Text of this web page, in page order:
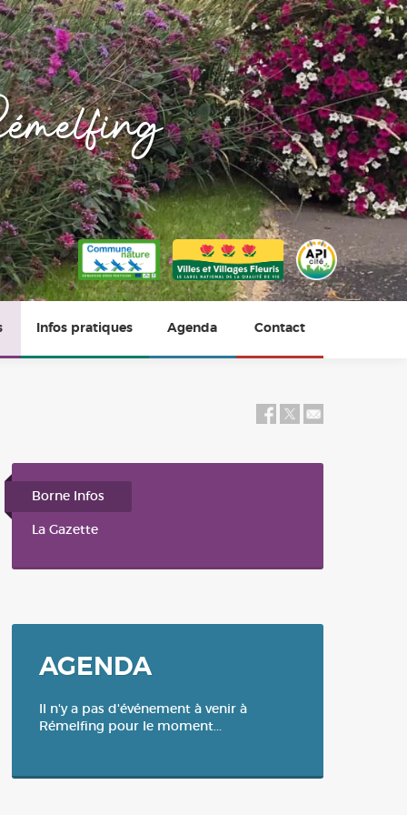
Infos pratiques
Révision du 26 février 2024
Agenda Contact
Borne Infos
La Gazette
AGENDA
Il n'y a pas d'événement à venir à
Rémelfing pour le moment...